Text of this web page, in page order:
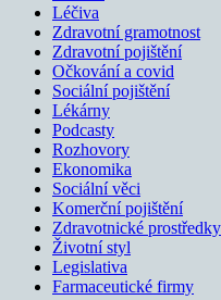
Léčiva
Zdravotní gramotnost
Zdravotní pojištění
Očkování a covid
Sociální pojištění
Lékárny
Podcasty
Rozhovory
Ekonomika
Sociální věci
Komerční pojištění
Zdravotnické prostředky
Životní styl
Legislativa
Farmaceutické firmy